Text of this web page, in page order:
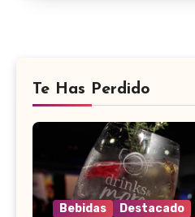
Te Has Perdido
Bebidas Destacado